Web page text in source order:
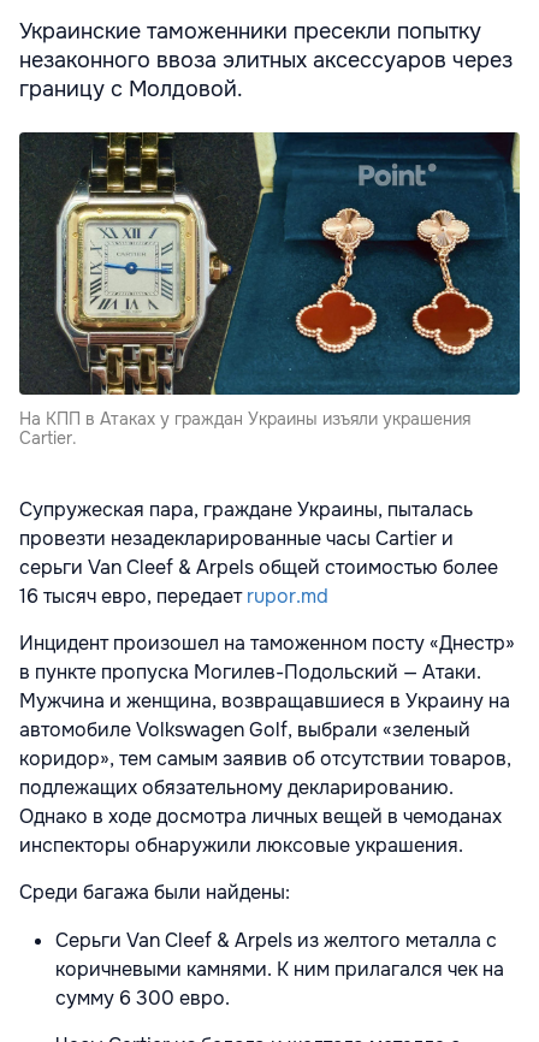
Украинские таможенники пресекли попытку
незаконного ввоза элитных аксессуаров через
границу с Молдовой.
На КПП в Атаках у граждан Украины изъяли украшения
Cartier.
Супружеская пара, граждане Украины, пыталась
провезти незадекларированные часы Cartier и
серьги Van Cleef & Arpels общей стоимостью более
16 тысяч евро, передаетrupor.md
Инцидент произошел на таможенном посту «Днестр»
в пункте пропуска Могилев-Подольский — Атаки.
Мужчина и женщина, возвращавшиеся в Украину на
автомобиле Volkswagen Golf, выбрали «зеленый
коридор», тем самым заявив об отсутствии товаров,
подлежащих обязательному декларированию.
Однако в ходе досмотра личных вещей в чемоданах
инспекторы обнаружили люксовые украшения.
Среди багажа были найдены:
Серьги Van Cleef & Arpels из желтого металла с
коричневыми камнями. К ним прилагался чек на
сумму 6 300 евро.